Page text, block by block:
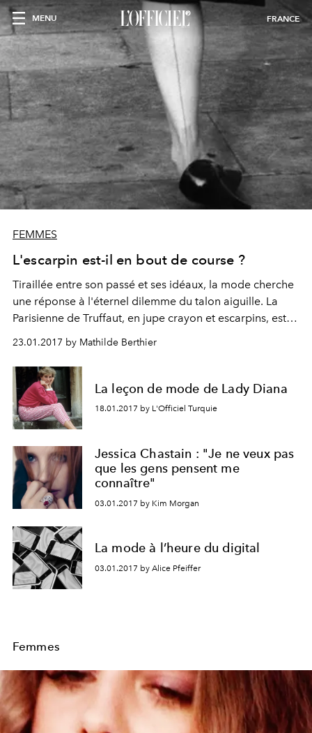
MENU FRANCE
FEMMES
L'escarpin est-il en bout de course ?
Tiraillée entre son passé et ses idéaux, la mode cherche
une réponse à l'éternel dilemme du talon aiguille. La
Parisienne de Truffaut, en jupe crayon et escarpins, est-
elle vraiment indétrônable ?
23.01.2017 by Mathilde Berthier
La leçon de mode de Lady Diana
18.01.2017 by L'Officiel Turquie
Jessica Chastain : "Je ne veux pas
que les gens pensent me
connaître"
03.01.2017 by Kim Morgan
La mode à l’heure du digital
03.01.2017 by Alice Pfeiffer
Femmes